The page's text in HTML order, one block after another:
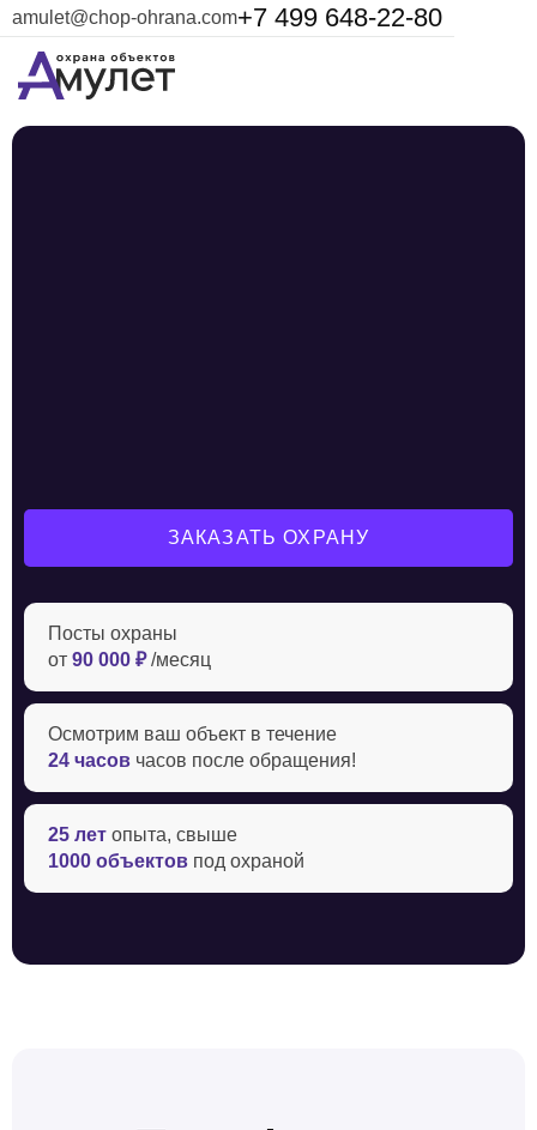
amulet@chop-ohrana.com+7 499 648-22-80
ЗАКАЗАТЬ ОХРАНУ
Посты охраны
от 90 000 ₽/месяц
Осмотрим ваш объект в течение ‍
24 часов часов после обращения!
25 лет опыта, свыше
1000 объектов под охраной